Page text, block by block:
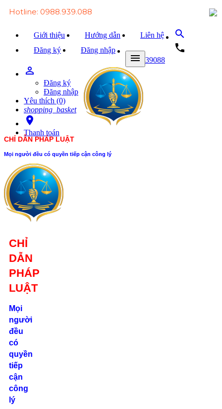
Hotline: 0988.939.088
Giới thiệu Hướng dẫn
Liên hệ
Đăng ký
Đăng nhập
search
local_phone
0988939088
person_outline
Đăng ký
Đăng nhập
Yêu thích (0)
shopping_basket
room
Thanh toán
menu
CHỈ DẪN PHÁP LUẬT
Mọi người đều có quyền tiếp cận công lý
CHỈ
DẪN
PHÁP
LUẬT
Mọi
người
đều
có
quyền
tiếp
cận
công
lý
Trang chủ
Văn bản Luật
Văn bản Đảng
Tài liệu
Hỏi - đáp
Trao đổi
Tin tức
Liên hệ
Số 24/2B
Đường Võ
Oanh, P. 25, Q.
Bình Thạnh, Tp.
Hồ Chí Minh
0862.000.639